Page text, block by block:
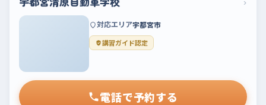
対応エリア宇都宮市
講習ガイド認定
電話で予約する